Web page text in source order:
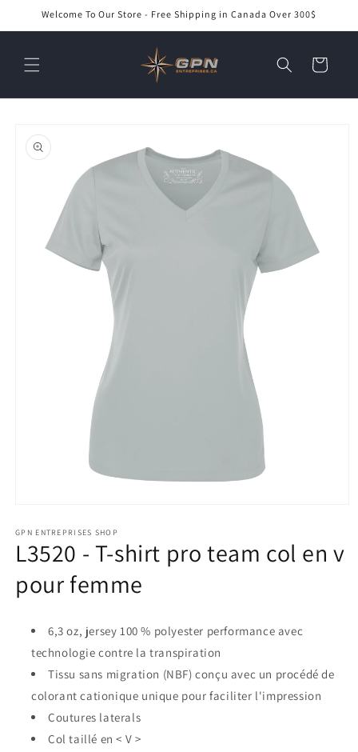
passer
au
Welcome To Our Store - Free Shipping in Canada Over 300$
Panier
informations
produits
média
une
fenêtre
GPN ENTREPRISES SHOP
L3520 - T-shirt pro team col en v
pour femme
6,3 oz, jersey 100 % polyester performance avec
technologie contre la transpiration
Tissu sans migration (NBF) conçu avec un procédé de
colorant cationique unique pour faciliter l'impression
Coutures laterals
Col taillé en < V >